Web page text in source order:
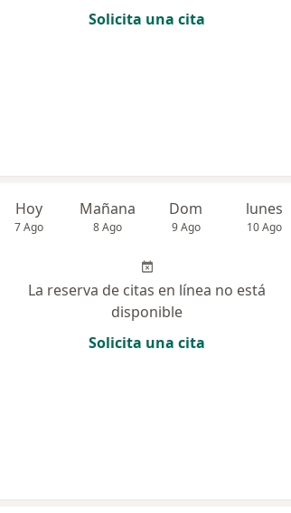
Solicita una cita
Hoy
7 Ago
Mañana
8 Ago
Dom
9 Ago
lunes
10 Ago
La reserva de citas en línea no está
disponible
Solicita una cita